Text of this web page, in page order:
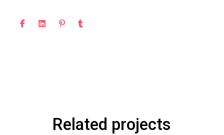
Related projects